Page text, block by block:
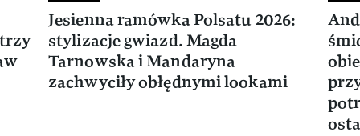
Jesienna ramówka Polsatu 2026:
stylizacje gwiazd. Magda
Tarnowska i Mandaryna
zachwyciły obłędnymi lookami